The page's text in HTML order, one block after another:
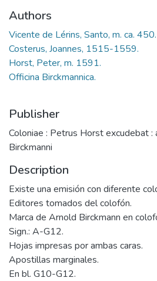
Authors
Vicente de Lérins, Santo, m. ca. 450.
Costerus, Joannes, 1515-1559.
Horst, Peter, m. 1591.
Officina Birckmannica.
Publisher
Coloniae : Petrus Horst excudebat
Birckmanni
Description
Existe una emisión con diferente
Editores tomados del colofón.
Marca de Arnold Birckmann en
Sign.: A-G12.
Hojas impresas por ambas caras.
Apostillas marginales.
En bl. G10-G12.